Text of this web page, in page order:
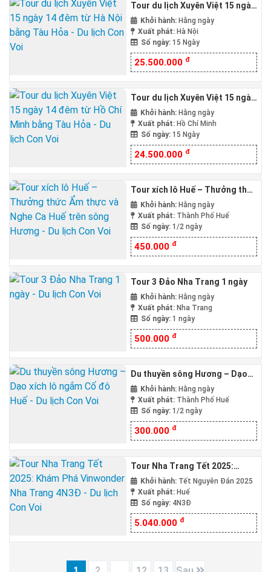
Tour du lịch Xuyên Việt 15 ngày
14 đêm từ Hà Nội bằng Tàu Hỏa
Khởi hành: Hằng ngày
Xuất phát: Hà Nội
Số ngày: 15 Ngày
25.500.000 đ
Tour du lịch Xuyên Việt 15 ngày
14 đêm từ Hồ Chí Minh bằng
Tàu Hỏa
Khởi hành: Hằng ngày
Xuất phát: Hồ Chí Minh
Số ngày: 15 Ngày
24.500.000 đ
Tour xích lô Huế – Thưởng thức
Ẩm thực và Nghe Ca Huế trên
sông Hương
Khởi hành: Hằng ngày
Xuất phát: Thành Phố Huế
Số ngày: 1/2 ngày
450.000 đ
Tour 3 Đảo Nha Trang 1 ngày
Khởi hành: Hằng ngày
Xuất phát: Nha Trang
Số ngày: 1 ngày
500.000 đ
Du thuyền sông Hương – Dạo
xích lô ngắm Cố đô Huế
Khởi hành: Hằng ngày
Xuất phát: Thành Phố Huế
Số ngày: 1/2 ngày
300.000 đ
Tour Nha Trang Tết 2025:
Khám Phá Vinwonder Nha
Trang 4N3Đ
Khởi hành: Tết Nguyên Đán 2025
Xuất phát: Huế
Số ngày: 4N3Đ
5.040.000 đ